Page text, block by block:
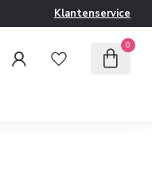
Klantenservice
0